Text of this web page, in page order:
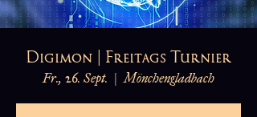
Digimon | Freitags Turnier
Fr., 26. Sept.
  |
Mönchengladbach